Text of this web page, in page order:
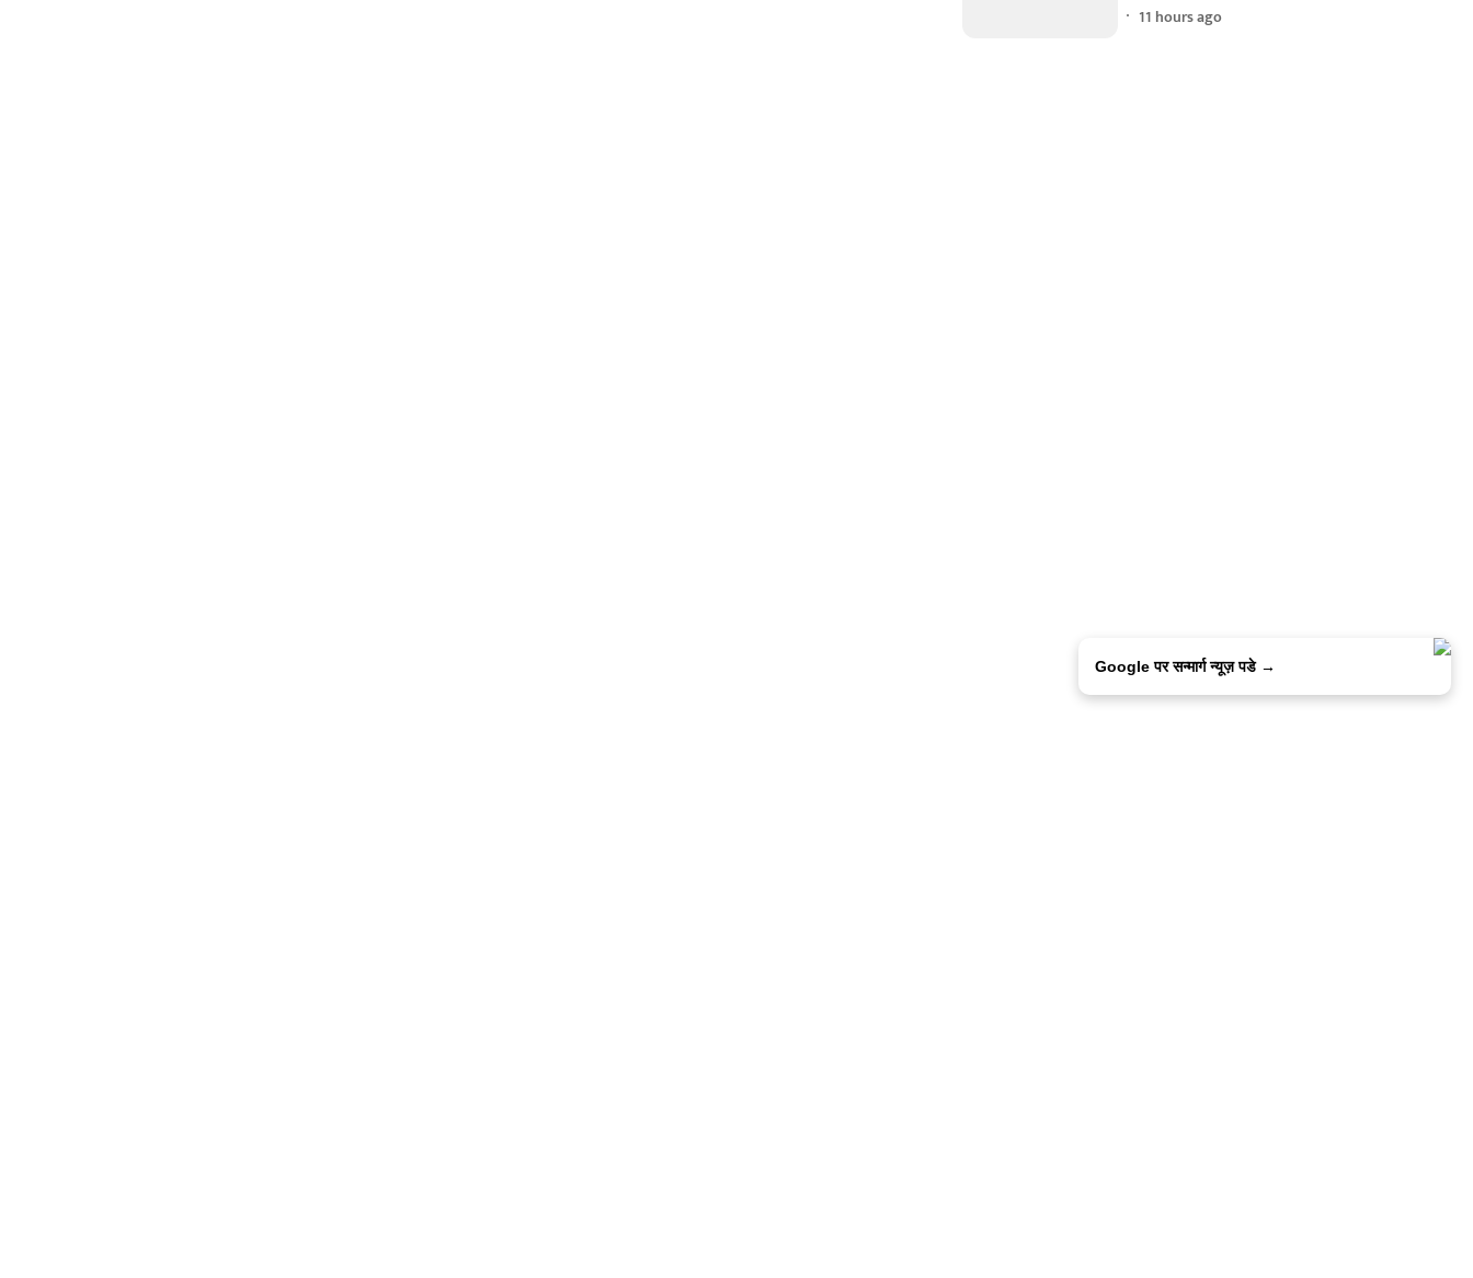
11 hours ago
Google पर सन्मार्ग न्यूज़ पडे →